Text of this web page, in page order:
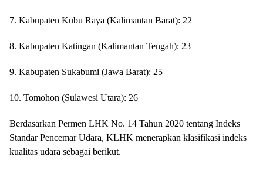
7. Kabupaten Kubu Raya (Kalimantan Barat): 22
8. Kabupaten Katingan (Kalimantan Tengah): 23
9. Kabupaten Sukabumi (Jawa Barat): 25
10. Tomohon (Sulawesi Utara): 26
Berdasarkan Permen LHK No. 14 Tahun 2020 tentang Indeks
Standar Pencemar Udara, KLHK menerapkan klasifikasi indeks
kualitas udara sebagai berikut.